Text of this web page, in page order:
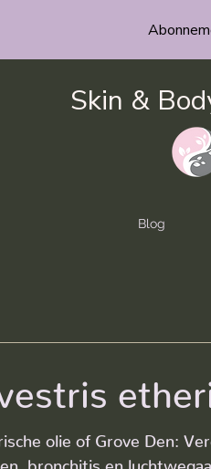
Skin &
Blog
uit 5 sterren.
olie of Grove Den:
bronchitis en